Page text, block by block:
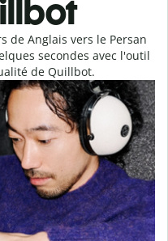
de Anglais vers le Persan
secondes avec l'outil
de Quillbot.